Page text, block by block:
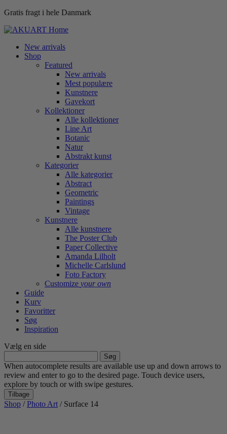
Gratis fragt i hele Danmark
New arrivals
Shop
Featured
New arrivals
Mest populære
Kunstnere
Gavekort
Kollektioner
Alle kollektioner
Line Art
Botanic
Natur
Abstrakt kunst
Kategorier
Alle kategorier
Abstract
Geometric
Paintings
Vintage
Kunstnere
Alle kunstnere
The Poster Club
Paper Collective
Amanda Lilholt
Michelle Carlslund
Foto Factory
Customize your own
Guide
Kurv
Favoritter
Søg
Inspiration
Vælg en side
efter:
When autocomplete results are available use up and down arrows to
review and enter to go to the desired page. Touch device users,
explore by touch or with swipe gestures.
Tilbage
Shop /Photo Art / Surface 14